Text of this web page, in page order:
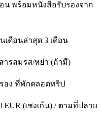
อน พร้อมหนังสือรับรองจาก
เดือนล่าสุด 3 เดือน
ารสมรส/หย่า (ถ้ามี)
อง ที่พักตลอดทริป
EUR (เชงเก้น) / ตามที่ปลาย